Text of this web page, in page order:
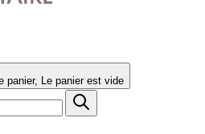
Afficher/Masquer le panier, Le panier est vide